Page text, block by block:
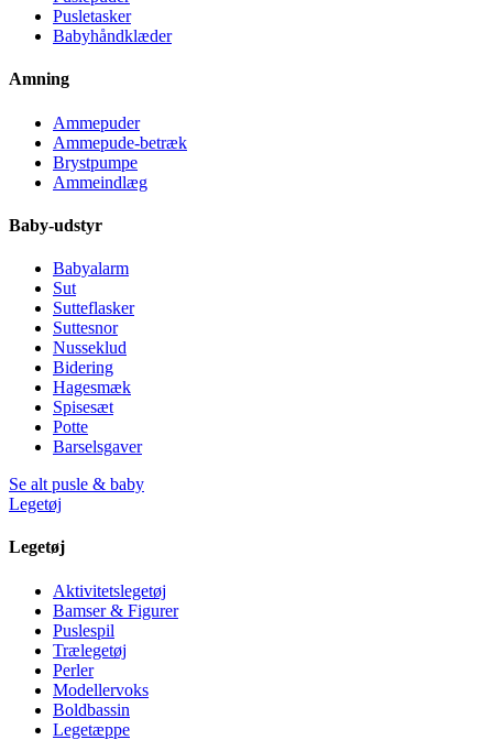
Pusletasker
Babyhåndklæder
Amning
Ammepuder
Ammepude-betræk
Brystpumpe
Ammeindlæg
Baby-udstyr
Babyalarm
Sut
Sutteflasker
Suttesnor
Nusseklud
Bidering
Hagesmæk
Spisesæt
Potte
Barselsgaver
Se alt pusle & baby
Legetøj
Legetøj
Aktivitetslegetøj
Bamser & Figurer
Puslespil
Trælegetøj
Perler
Modellervoks
Boldbassin
Legetæppe